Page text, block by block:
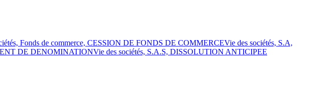
Fonds de commerce, CESSION DE FONDS DE COMMERCEVie des sociétés, S.A,
DE DENOMINATIONVie des sociétés, S.A.S, DISSOLUTION ANTICIPEE